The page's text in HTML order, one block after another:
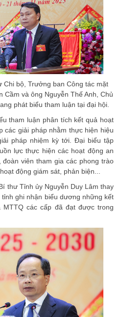
Chi bộ, Trưởng ban Công tác mặt
và ông Nguyễn Thế Anh, Chủ
phát biểu tham luận tại đại hội.
tham luận phân tích kết quả hoạt
các giải pháp nhằm thực hiện hiệu
pháp nhiệm kỳ tới. Đại biểu tập
lực thực hiện các hoạt động an
viên tham gia các phong trào
động giám sát, phản biện...
thư Tỉnh ủy Nguyễn Duy Lâm thay
ghi nhận biểu dương những kết
các cấp đã đạt được trong